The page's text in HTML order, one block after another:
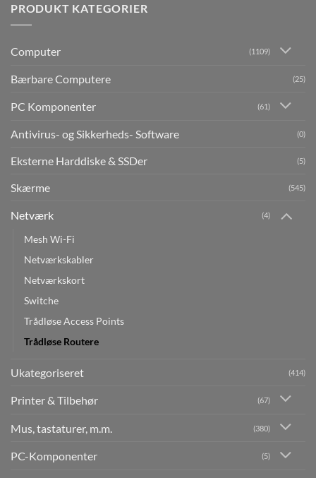
PRODUKT KATEGORIER
Computer (1109)
Bærbare Computere (25)
PC Komponenter (61)
Antivirus- og Sikkerheds- Software (0)
Eksterne Harddiske & SSDer (5)
Skærme (545)
Netværk (4)
Mesh Wi-Fi
Netværkskabler
Netværkskort
Switche
Trådløse Access Points
Trådløse Routere
Ukategoriseret (414)
Printer & Tilbehør (67)
Mus, tastaturer, m.m. (380)
PC-Komponenter (5)